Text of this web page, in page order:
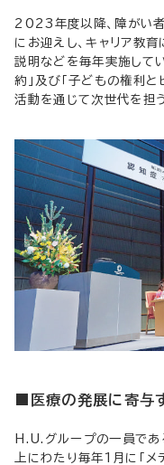
2023年度以降、障がい
にお迎えし、キャリア教
説明などを毎年実施して
約」及び「子どもの権利と
活動を通じて次世代を担
■医療の発展に寄与
H.U.グループの一員で
上にわたり毎年1月に「